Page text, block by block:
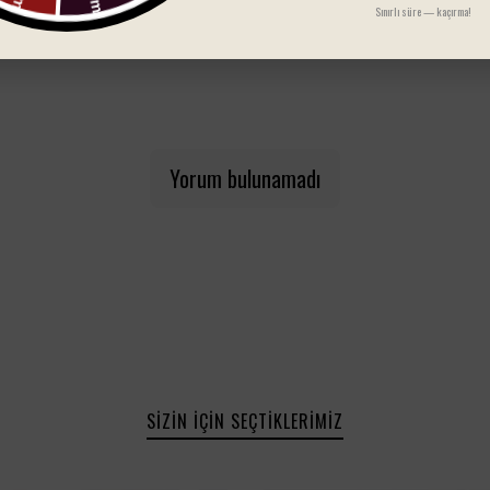
Yorum bulunamadı
SIZIN İÇIN SEÇTIKLERIMIZ
Sınırlı süre — kaçırma!